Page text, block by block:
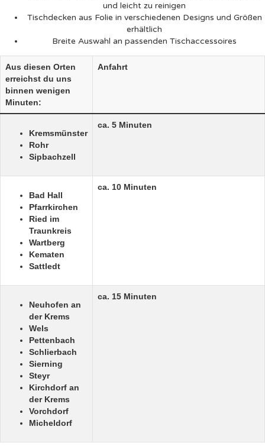
und leicht zu reinigen
Tischdecken aus Folie in verschiedenen Designs und Größen
erhältlich
Breite Auswahl an passenden Tischaccessoires
Aus diesen Orten
erreichst du uns
binnen wenigen
Minuten:
Anfahrt
Kremsmünster
Rohr
Sipbachzell
ca. 5 Minuten
Bad Hall
Pfarrkirchen
Ried im
Traunkreis
Wartberg
Kematen
Sattledt
ca. 10 Minuten
Neuhofen an
der Krems
Wels
Pettenbach
Schlierbach
Sierning
Steyr
Kirchdorf an
der Krems
Vorchdorf
Micheldorf
ca. 15 Minuten